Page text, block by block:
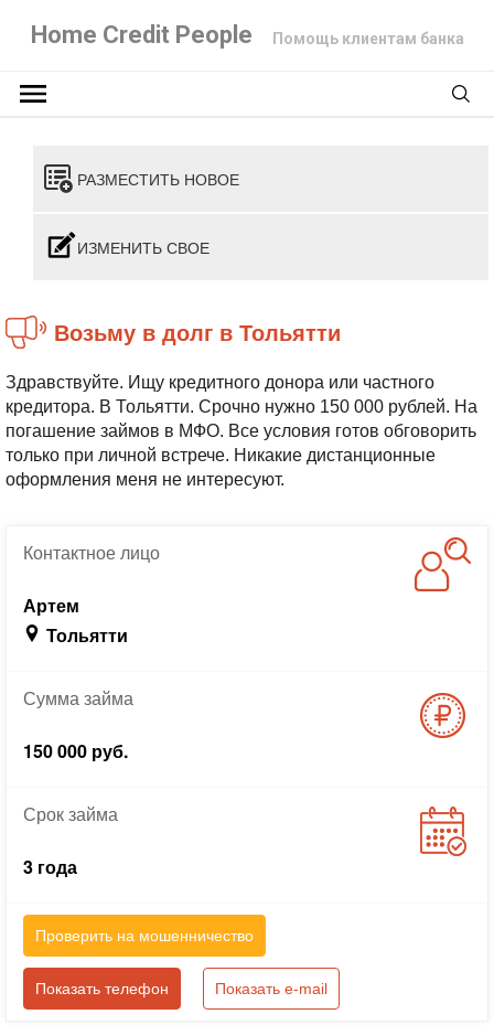
Home Credit People Помощь клиентам банка
РАЗМЕСТИТЬ НОВОЕ
ИЗМЕНИТЬ СВОЕ
Возьму в долг в Тольятти
Здравствуйте. Ищу кредитного донора или частного
кредитора. В Тольятти. Срочно нужно 150 000 рублей. На
погашение займов в МФО. Все условия готов обговорить
только при личной встрече. Никакие дистанционные
оформления меня не интересуют.
Контактноелицо
Артем
Тольятти
Суммазайма
150 000 руб.
Срокзайма
3 года
Проверить на мошенничество
Показать телефон Показать e-mail